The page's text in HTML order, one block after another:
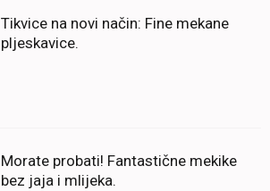
Tikvice na novi način: Fine mekane
pljeskavice.
Morate probati! Fantastične mekike
bez jaja i mlijeka.